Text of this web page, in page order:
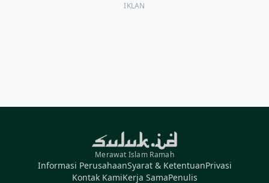
IKLAN
Merawat Islam Ramah
Informasi PerusahaanSyarat & KetentuanPrivasi
Kontak KamiKerja SamaPenulis